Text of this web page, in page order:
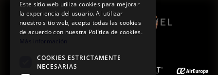
DESTINATION
PARTNERS:
Este sitio web utiliza cookies para mejorar
la experiencia del usuario. Al utilizar
nuestro sitio web, acepta todas las cookies
de acuerdo con nuestra Política de cookies.
Más información
COOKIES ESTRICTAMENTE
NECESARIAS